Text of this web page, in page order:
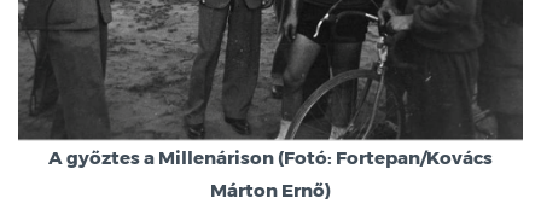
A győztes a Millenárison (Fotó: Fortepan/Kovács
Márton Ernő)